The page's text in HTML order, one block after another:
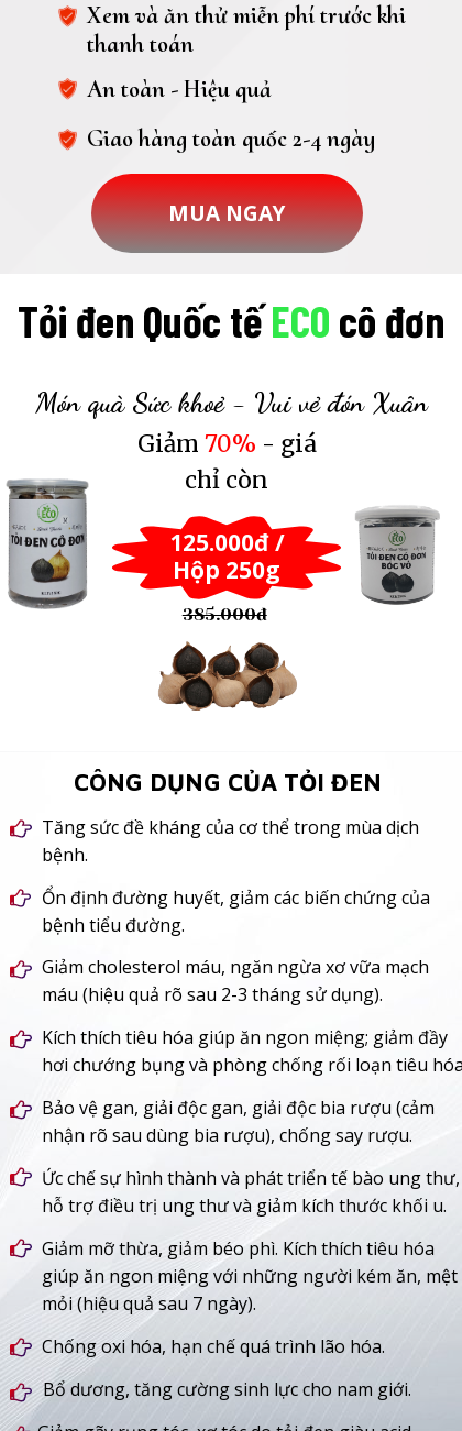
MUA NGAY
Xem và ăn thử miễn phí trước khi
thanh toán
An toàn - Hiệu quả
Giao hàng toàn quốc 2-4 ngày
Món quà Sức khoẻ - Vui vẻ đón Xuân
Giảm 70% - giá
chỉ còn
Tỏi đen Quốc tếECO cô đơn
385.000đ
125.000đ /
Hộp 250g
CÔNG DỤNG CỦA TỎI ĐEN
Kích thích tiêu hóa giúp ăn ngon miệng; giảm đầy
hơi chướng bụng và phòng chống rối loạn tiêu hóa.
Ức chế sự hình thành và phát triển tế bào ung thư,
hỗ trợ điều trị ung thư và giảm kích thước khối u.
Bảo vệ gan, giải độc gan, giải độc bia rượu (cảm
nhận rõ sau dùng bia rượu), chống say rượu.
Giảm cholesterol máu, ngăn ngừa xơ vữa mạch
máu (hiệu quả rõ sau 2-3 tháng sử dụng).
Ổn định đường huyết, giảm các biến chứng của
bệnh tiểu đường.
Chống oxi hóa, hạn chế quá trình lão hóa.
Giảm mỡ thừa, giảm béo phì. Kích thích tiêu hóa
giúp ăn ngon miệng với những người kém ăn, mệt
mỏi (hiệu quả sau 7 ngày).
Bổ dương, tăng cường sinh lực cho nam giới.
Tăng sức đề kháng của cơ thể trong mùa dịch
bệnh.